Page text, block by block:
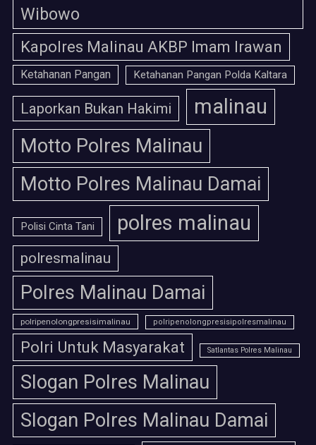
Wibowo
Kapolres Malinau AKBP Imam Irawan
Ketahanan Pangan Ketahanan Pangan Polda Kaltara
Laporkan Bukan Hakimi malinau
Motto Polres Malinau
Motto Polres Malinau Damai
Polisi Cinta Tani polres malinau
polresmalinau
Polres Malinau Damai
polripenolongpresisimalinau polripenolongpresisipolresmalinau
Polri Untuk Masyarakat Satlantas Polres Malinau
Slogan Polres Malinau
Slogan Polres Malinau Damai